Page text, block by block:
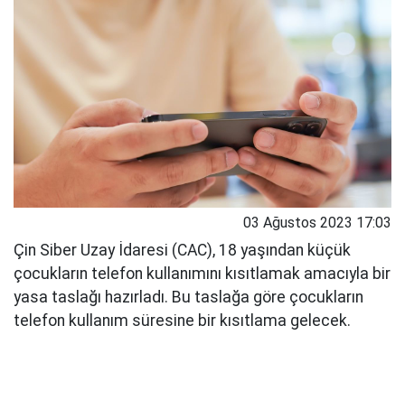
03 Ağustos 2023 17:03
Çin Siber Uzay İdaresi (CAC), 18 yaşından küçük
çocukların telefon kullanımını kısıtlamak amacıyla bir
yasa taslağı hazırladı. Bu taslağa göre çocukların
telefon kullanım süresine bir kısıtlama gelecek.